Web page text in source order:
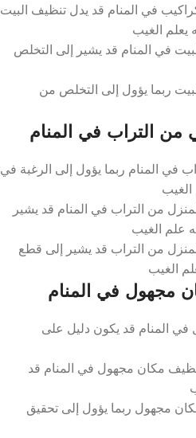
في المنام قد يدل تنظيف البيت
يعلم الغيب
في المنام قد يشير إلى التخلص
ربما يؤول إلى التخلص من
من التراب في المنام
في المنام ربما يؤول إلى الرغبة في
الغيب
من التراب في المنام قد يشير
علم الغيب
من التراب قد يشير إلى قطع
الغيب
مجهول في المنام
المنام قد يكون دليل على
مكان مجهول في المنام قد
مجهول ربما يؤول إلى تحقيق